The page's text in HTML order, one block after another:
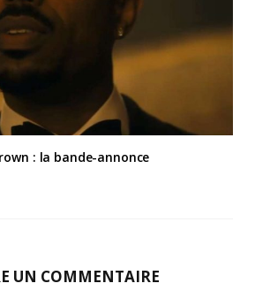
: la bande-annonce
UN COMMENTAIRE